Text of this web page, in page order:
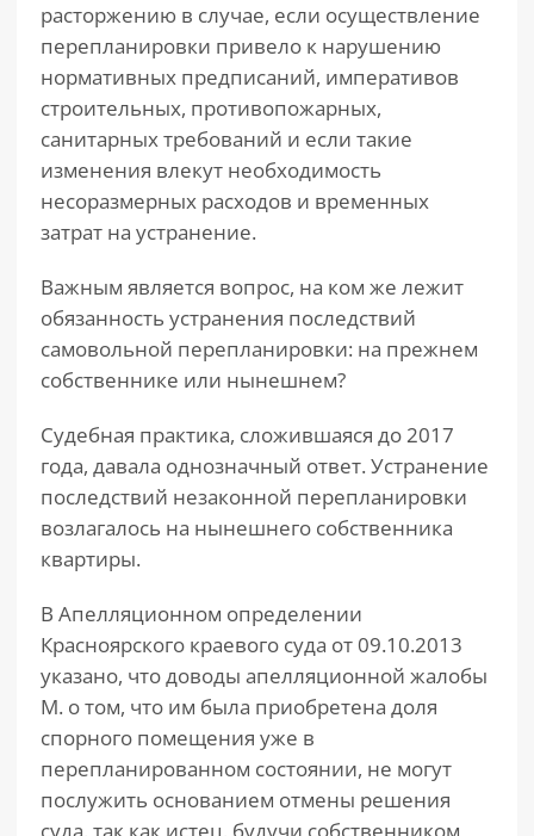
расторжению в случае, если осуществление
перепланировки привело к нарушению
нормативных предписаний, императивов
строительных, противопожарных,
санитарных требований и если такие
изменения влекут необходимость
несоразмерных расходов и временных
затрат на устранение.
Важным является вопрос, на ком же лежит
обязанность устранения последствий
самовольной перепланировки: на прежнем
собственнике или нынешнем?
Судебная практика, сложившаяся до 2017
года, давала однозначный ответ. Устранение
последствий незаконной перепланировки
возлагалось на нынешнего собственника
квартиры.
В Апелляционном определении
Красноярского краевого суда от 09.10.2013
указано, что доводы апелляционной жалобы
М. о том, что им была приобретена доля
спорного помещения уже в
перепланированном состоянии, не могут
послужить основанием отмены решения